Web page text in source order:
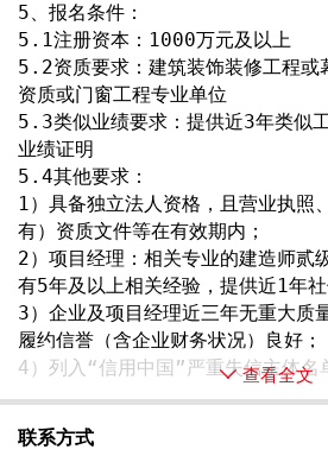
5、报名条件：
5.1注册资本：1000万元及以上
5.2资质要求：建筑装饰装修工程或
资质或门窗工程专业单位
5.3类似业绩要求：提供近3年类似
业绩证明
5.4其他要求：
1）具备独立法人资格，且营业执照
有）资质文件等在有效期内；
2）项目经理：相关专业的建造师贰
有5年及以上相关经验，提供近1年社
3）企业及项目经理近三年无重大质
履约信誉（含企业财务状况）良好；
4）列入“信用中国”严重失信主体名
查看全文
联系方式